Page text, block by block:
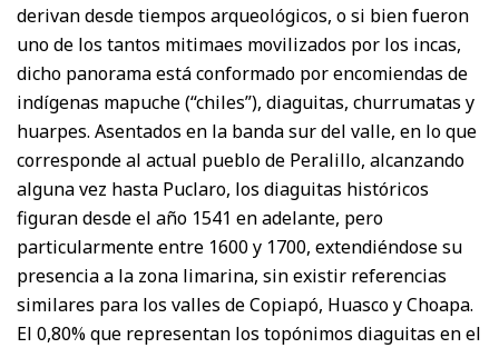
derivan desde tiempos arqueológicos, o si bien fueron
uno de los tantos mitimaes movilizados por los incas,
dicho panorama está conformado por encomiendas de
indígenas mapuche (“chiles”), diaguitas, churrumatas y
huarpes. Asentados en la banda sur del valle, en lo que
corresponde al actual pueblo de Peralillo, alcanzando
alguna vez hasta Puclaro, los diaguitas históricos
figuran desde el año 1541 en adelante, pero
particularmente entre 1600 y 1700, extendiéndose su
presencia a la zona limarina, sin existir referencias
similares para los valles de Copiapó, Huasco y Choapa.
El 0,80% que representan los topónimos diaguitas en el